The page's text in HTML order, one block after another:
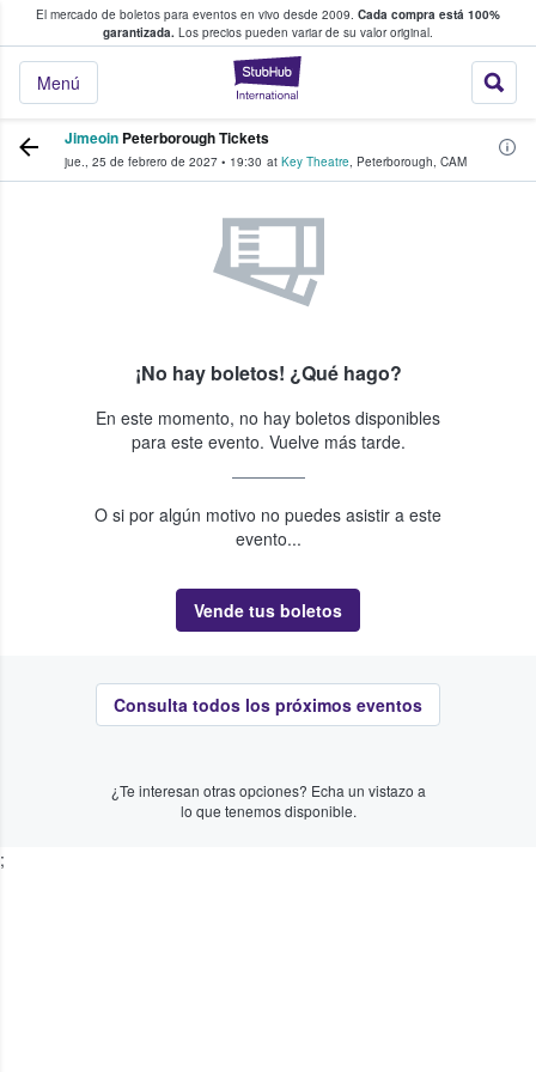
El mercado de boletos para eventos en vivo desde 2009. Cada compra está 100%
garantizada. Los precios pueden variar de su valor original.
StubHub: donde
Menú
fans compran y venden boletos
Jimeoin Peterborough Tickets
jue., 25 de febrero de 2027 • 19:30 at Key Theatre, Peterborough, CAM
¡No hay boletos! ¿Qué hago?
En este momento, no hay boletos disponibles
para este evento. Vuelve más tarde.
O si por algún motivo no puedes asistir a este
evento...
Vende tus boletos
Consulta todos los próximos eventos
¿Te interesan otras opciones? Echa un vistazo a
lo que tenemos disponible.
;